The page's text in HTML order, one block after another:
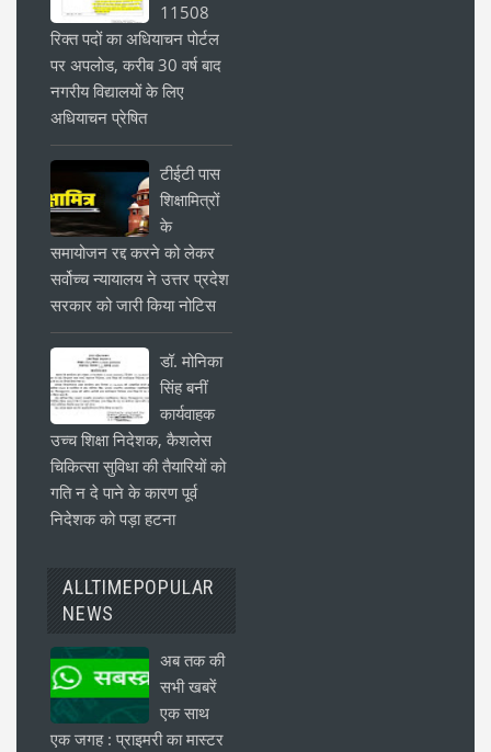
11508
रिक्त पदों का अधियाचन पोर्टल
पर अपलोड, करीब 30 वर्ष बाद
नगरीय विद्यालयों के लिए
अधियाचन प्रेषित
टीईटी पास
शिक्षामित्रों
के
समायोजन रद्द करने को लेकर
सर्वोच्च न्यायालय ने उत्तर प्रदेश
सरकार को जारी किया नोटिस
डॉ. मोनिका
सिंह बनीं
कार्यवाहक
उच्च शिक्षा निदेशक, कैशलेस
चिकित्सा सुविधा की तैयारियों को
गति न दे पाने के कारण पूर्व
निदेशक को पड़ा हटना
ALLTIMEPOPULAR
NEWS
अब तक की
सभी खबरें
एक साथ
एक जगह : प्राइमरी का मास्टर